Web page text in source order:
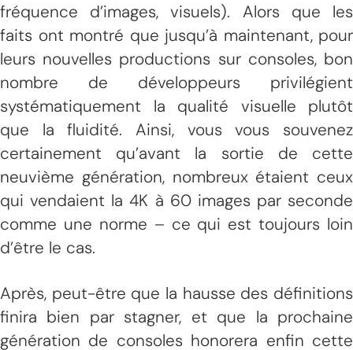
fréquence d’images, visuels). Alors que les
faits ont montré que jusqu’à maintenant, pour
leurs nouvelles productions sur consoles, bon
nombre de développeurs privilégient
systématiquement la qualité visuelle plutôt
que la fluidité. Ainsi, vous vous souvenez
certainement qu’avant la sortie de cette
neuvième génération, nombreux étaient ceux
qui vendaient la 4K à 60 images par seconde
comme une norme – ce qui est toujours loin
d’être le cas.
Après, peut-être que la hausse des définitions
finira bien par stagner, et que la prochaine
génération de consoles honorera enfin cette